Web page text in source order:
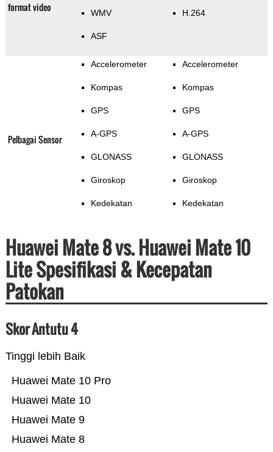
format video WMV
ASF
H.264
Pelbagai Sensor
Accelerometer
Kompas
GPS
A-GPS
GLONASS
Giroskop
Kedekatan
Accelerometer
Kompas
GPS
A-GPS
GLONASS
Giroskop
Kedekatan
Huawei Mate 8 vs. Huawei Mate 10
Lite Spesifikasi & Kecepatan
Patokan
Skor Antutu 4
Tinggi lebih Baik
Huawei Mate 8
Huawei Mate 9
Huawei Mate 10
Huawei Mate 10 Pro